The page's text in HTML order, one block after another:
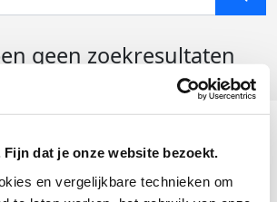
Fijn dat je onze website bezoekt.
en vergelijkbare technieken om
geen zoekresultaten